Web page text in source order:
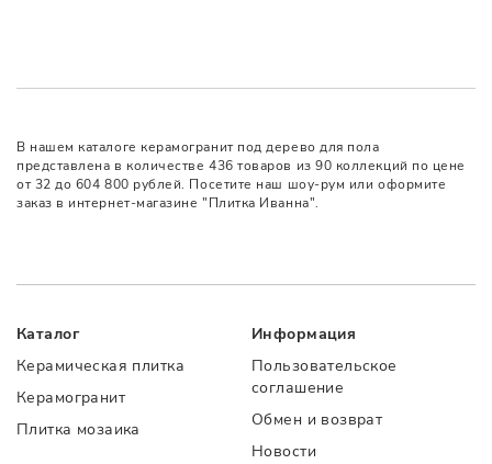
В нашем каталоге керамогранит под дерево для пола
представлена в количестве 436 товаров из 90 коллекций по цене
от 32 до 604 800 рублей. Посетите наш шоу-рум или оформите
заказ в интернет-магазине "Плитка Иванна".
Каталог
Керамическая плитка
Керамогранит
Плитка мозаика
Информация
Пользовательское
соглашение
Обмен и возврат
Новости